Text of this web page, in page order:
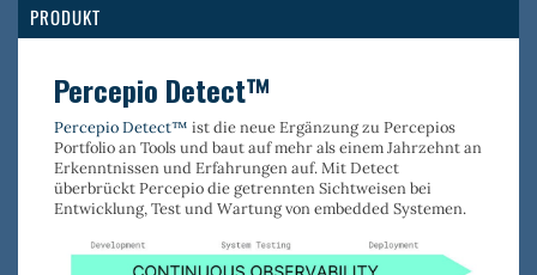
PRODUKT
Percepio Detect™
Percepio Detect™ ist die neue Ergänzung zu Percepios
Portfolio an Tools und baut auf mehr als einem Jahrzehnt an
Erkenntnissen und Erfahrungen auf. Mit Detect
überbrückt Percepio die getrennten Sichtweisen bei
Entwicklung, Test und Wartung von embedded Systemen.